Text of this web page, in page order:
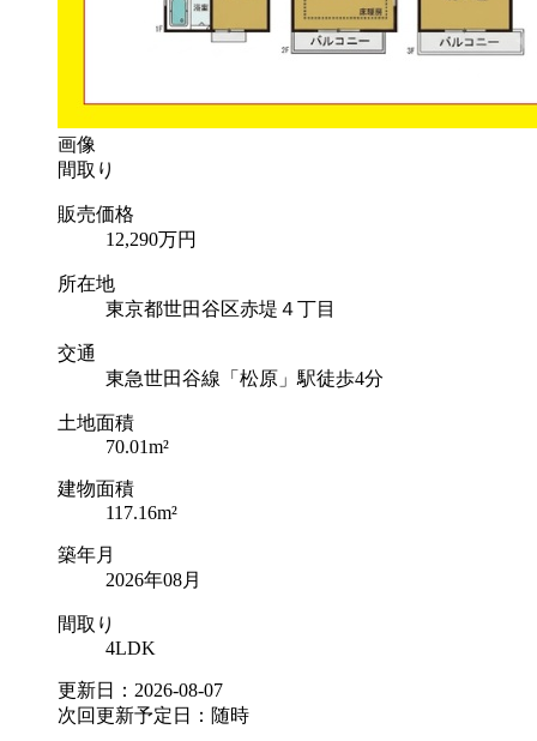
画像
間取り
販売価格
12,290万円
所在地
東京都世田谷区赤堤４丁目
交通
東急世田谷線「松原」駅徒歩4分
土地面積
70.01m²
建物面積
117.16m²
築年月
2026年08月
間取り
4LDK
更新日：2026-08-07
次回更新予定日：随時